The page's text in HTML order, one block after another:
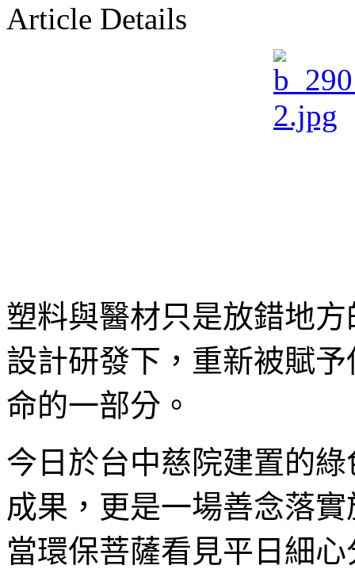
Article Details
塑料與醫材只是放錯地
設計研發下，重新被賦
命的一部分。
今日於台中慈院建置的
成果，更是一場善念落
當環保菩薩看見平日細